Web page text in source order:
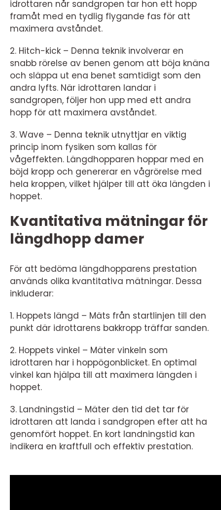
idrottaren når sandgropen tar hon ett hopp
framåt med en tydlig flygande fas för att
maximera avståndet.
2. Hitch-kick – Denna teknik involverar en
snabb rörelse av benen genom att böja knäna
och släppa ut ena benet samtidigt som den
andra lyfts. När idrottaren landar i
sandgropen, följer hon upp med ett andra
hopp för att maximera avståndet.
3. Wave – Denna teknik utnyttjar en viktig
princip inom fysiken som kallas för
vågeffekten. Längdhopparen hoppar med en
böjd kropp och genererar en vågrörelse med
hela kroppen, vilket hjälper till att öka längden i
hoppet.
Kvantitativa mätningar för
längdhopp damer
För att bedöma längdhopparens prestation
används olika kvantitativa mätningar. Dessa
inkluderar:
1. Hoppets längd – Mäts från startlinjen till den
punkt där idrottarens bakkropp träffar sanden.
2. Hoppets vinkel – Mäter vinkeln som
idrottaren har i hoppögonblicket. En optimal
vinkel kan hjälpa till att maximera längden i
hoppet.
3. Landningstid – Mäter den tid det tar för
idrottaren att landa i sandgropen efter att ha
genomfört hoppet. En kort landningstid kan
indikera en kraftfull och effektiv prestation.